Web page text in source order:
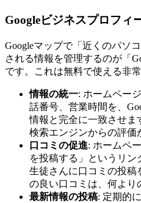
Googleビジネスプロフィ
Googleマップで「近くのパソ
される情報を管理するのが「
です。これは無料で使える非
情報の統一: ホームペー
話番号、営業時間を、
情報と完全に一致させま
検索エンジンからの評価
口コミの促進: ホームペ
を投稿する」というリン
生徒さんに口コミの投稿
の良い口コミは、何より
最新情報の投稿: 定期的